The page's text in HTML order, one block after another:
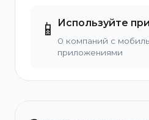
📱 Используйте
0 компаний с
приложениями